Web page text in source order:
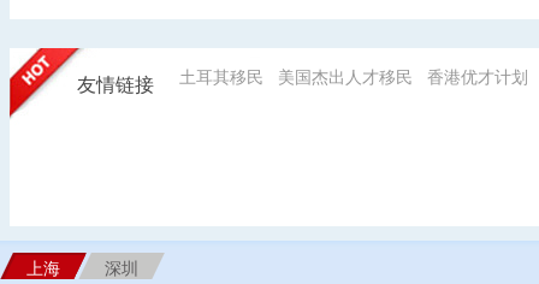
友情链接 土耳其移民 美国杰出人才移民 香港优才计划
上海
深圳